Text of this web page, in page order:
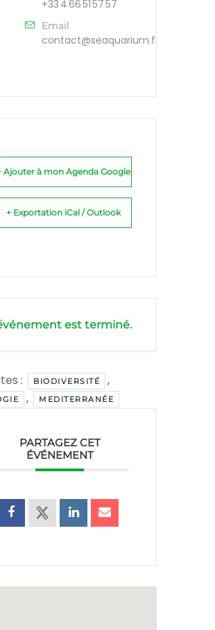
+33 4 66 51 57 57
Email
contact@seaquarium.fr
Ajouter à mon Agenda Google
+ Exportation iCal / Outlook
est terminé.
: BIODIVERSITÉ ,
, MEDITERRANÉE
PARTAGEZ CET
ÉVÉNEMENT